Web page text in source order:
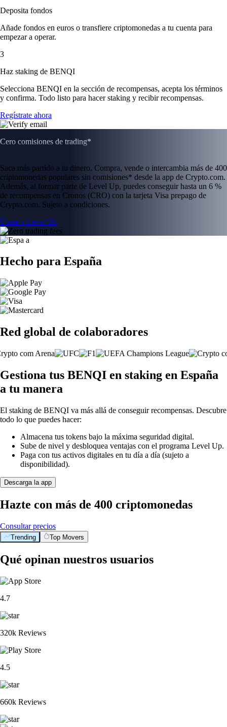
Deposita fondos
Añade fondos en euros o transfiere criptomonedas a tu cuenta para
empezar a operar.
3
Haz staking de BENQI
Selecciona BENQI en la sección de recompensas, acepta los términos
y confirma. Todo listo para hacer staking y recibir recompensas.
Regístrate ahora
Cero comisiones de trading*
Saca más partido a tu dinero. Compra, vende o intercambia más de 400
criptomonedas populares sin comisiones* desde la app de Crypto.com.
Además, al formar parte de Level Up, puedes conseguir hasta un 6 %
de recompensas en Cronos (CRO) con la tarjeta Visa prepago de
Crypto.com. Sujeto a condiciones.
Únete a Level Up
Hecho para España
Red global de colaboradores
Gestiona tus BENQI en staking en España
a tu manera
El staking de BENQI va más allá de conseguir recompensas. Descubre
todo lo que puedes hacer:
Almacena tus tokens bajo la máxima seguridad digital.
Sube de nivel y desbloquea ventajas con el programa Level Up.
Paga con tus activos digitales en tu día a día (sujeto a
disponibilidad).
Descarga la app
Hazte con más de 400 criptomonedas
Consultar precios
Trending Top Movers
Qué opinan nuestros usuarios
4.7
320k Reviews
4.5
660k Reviews